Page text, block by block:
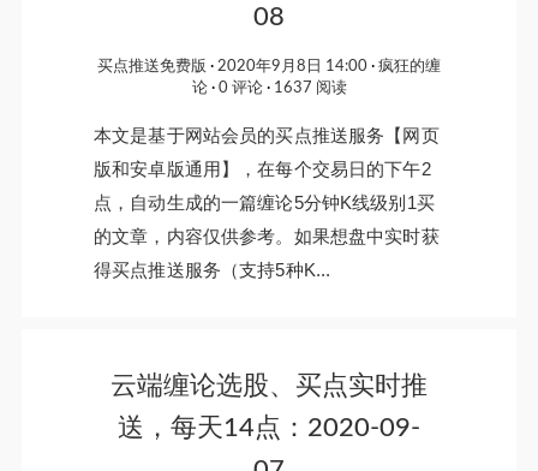
08
买点推送免费版 2020年9月8日 14:00
疯狂的缠
论
0 评论 1637 阅读
本文是基于网站会员的买点推送服务【网页
版和安卓版通用】，在每个交易日的下午2
点，自动生成的一篇缠论5分钟K线级别1买
的文章，内容仅供参考。如果想盘中实时获
得买点推送服务（支持5种K...
云端缠论选股、买点实时推
送，每天14点：2020-09-